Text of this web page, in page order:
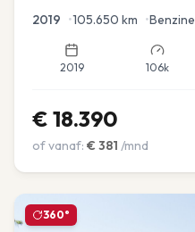
2019 •105.650 km •Benzine
2019 106k
€ 18.390
of vanaf: € 381 /mnd
360°